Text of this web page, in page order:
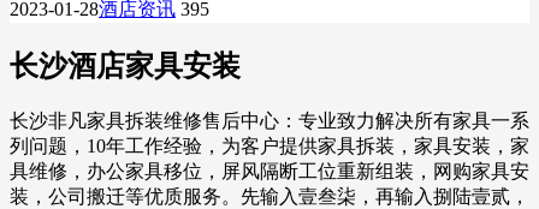
2023-01-28酒店资讯 395
长沙酒店家具安装
长沙非凡家具拆装维修售后中心：专业致力解决所有家具一系
列问题，10年工作经验，为客户提供家具拆装，家具安装，家
具维修，办公家具移位，屏风隔断工位重新组装，网购家具安
装，公司搬迁等优质服务。先输入壹叁柒，再输入捌陆壹贰，